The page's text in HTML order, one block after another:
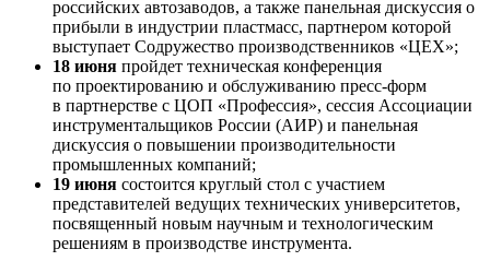
российских автозаводов, а также панельная дискуссия о
прибыли в индустрии пластмасс, партнером которой
выступает Содружество производственников «ЦЕХ»;
18 июня пройдет техническая конференция
по проектированию и обслуживанию пресс-форм
в партнерстве с ЦОП «Профессия», сессия Ассоциации
инструментальщиков России (АИР) и панельная
дискуссия о повышении производительности
промышленных компаний;
19 июня состоится круглый стол с участием
представителей ведущих технических университетов,
посвященный новым научным и технологическим
решениям в производстве инструмента.